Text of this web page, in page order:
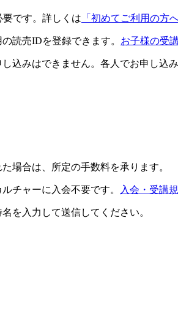
です。詳しくは 「初めてご利用の方へ
読売IDを登録できます。 お子様の受
込みはできません。各人でお申し込
場合は、所定の手数料を承ります。
チャーに入会不要です。 入会・受講
を入力して送信してください。